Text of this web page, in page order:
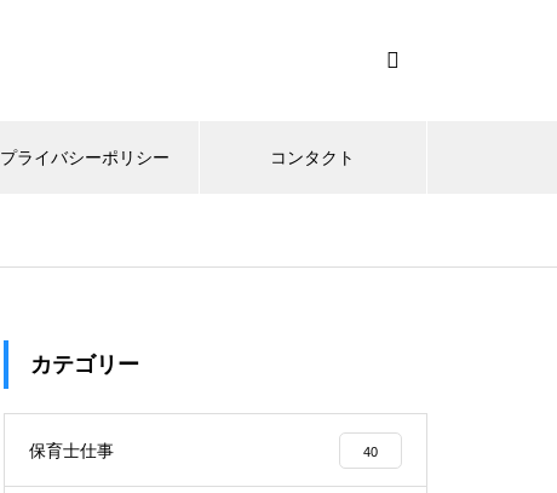
プライバシーポリシー コンタクト
カテゴリー
保育士仕事 40